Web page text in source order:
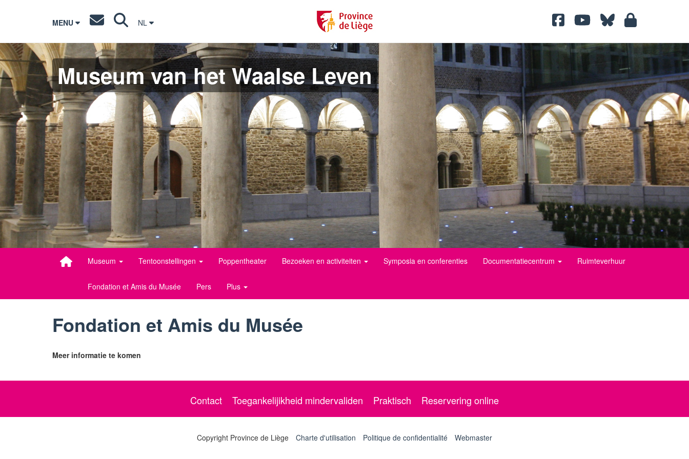
MENU NL
Museum van het Waalse Leven
Museum Tentoonstellingen Poppentheater Bezoeken en activiteiten Symposia en conferenties Documentatiecentrum Ruimteverhuur
Fondation et Amis du Musée Pers Plus
Fondation et Amis du Musée
Meer informatie te komen
Contact Toegankelijikheid mindervaliden Praktisch Reservering online
Copyright Province de Liège Charte d'utilisation Politique de confidentialité Webmaster